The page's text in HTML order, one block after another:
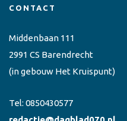
CONTACT
Middenbaan 111
2991 CS Barendrecht
(in gebouw Het Kruispunt)
Tel: 0850430577